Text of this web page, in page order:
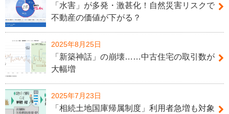
「水害」が多発・激甚化！自然災害リスクで
不動産の価値が下がる？
2025年8月25日
「新築神話」の崩壊……中古住宅の取引数が
大幅増
2025年7月23日
「相続土地国庫帰属制度」利用者急増も対象